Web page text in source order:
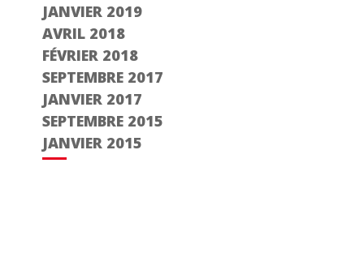
JANVIER 2019
AVRIL 2018
FÉVRIER 2018
SEPTEMBRE 2017
JANVIER 2017
SEPTEMBRE 2015
JANVIER 2015